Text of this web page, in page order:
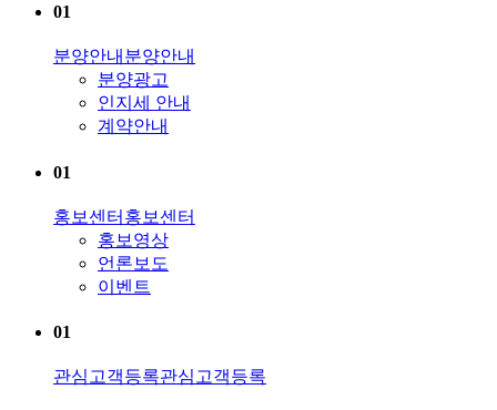
01
분양안내 분양안내
분양광고
인지세 안내
계약안내
01
홍보센터 홍보센터
홍보영상
언론보도
이벤트
01
관심고객등록관심고객등록